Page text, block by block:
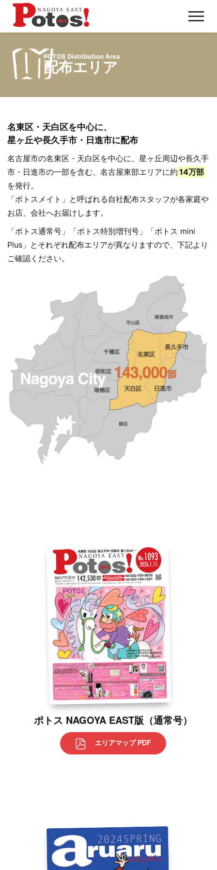
メ
ニ
POTOS Distribution Area
配布エリア
名東区・天白区を中心に、
星ヶ丘や長久手市・日進市に配布
名古屋市の名東区・天白区を中心に、星ヶ丘周辺や長久手
市・日進市の一部を含む、名古屋東部エリアに約 14万部
を発行。
「ポトスメイト」と呼ばれる自社配布スタッフが各家庭や
お店、会社へお届けします。
「ポトス通常号」「ポトス特別増刊号」「ポトス mini
Plus」とそれぞれ配布エリアが異なりますので、下記より
ご確認ください。
ポトス NAGOYA EAST版（通常号）
エリアマップ PDF